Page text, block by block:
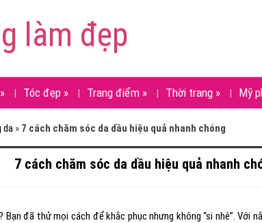
làm đẹp
» Tóc đẹp » Trang điểm » Thời trang » Mỹ
da » 7 cách chăm sóc da dầu hiệu quả nhanh chóng
7 cách chăm sóc da dầu hiệu quả nhanh
Bạn đã thử mọi cách để khắc phục nhưng không “si nhê”. Với